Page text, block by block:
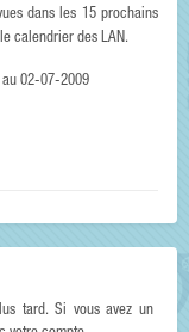
dans les 15 prochains
calendrier des LAN.
02-07-2009
tard. Si vous avez un